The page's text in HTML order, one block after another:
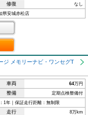
修復 なし
県安城赤松店
ジ メモリーナビ・ワンセグT
車両 64万円
整備 定期点検整備付
1年｜保証走行距離：無制限
走行 8万km